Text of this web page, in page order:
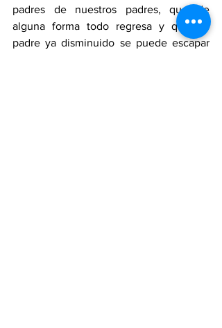
padres de nuestros padres, que de
alguna forma todo regresa y que un
padre ya disminuido se puede escapar